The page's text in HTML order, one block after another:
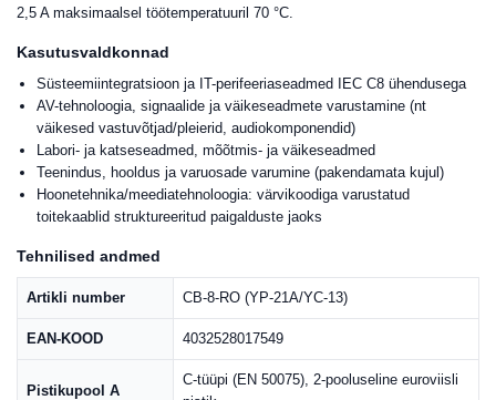
2,5 A maksimaalsel töötemperatuuril 70 °C.
Kasutusvaldkonnad
Süsteemiintegratsioon ja IT-perifeeriaseadmed IEC C8 ühendusega
AV-tehnoloogia, signaalide ja väikeseadmete varustamine (nt
väikesed vastuvõtjad/pleierid, audiokomponendid)
Labori- ja katseseadmed, mõõtmis- ja väikeseadmed
Teenindus, hooldus ja varuosade varumine (pakendamata kujul)
Hoonetehnika/meediatehnoloogia: värvikoodiga varustatud
toitekaablid struktureeritud paigalduste jaoks
Tehnilised andmed
Artikli number CB-8-RO (YP-21A/YC-13)
EAN-KOOD 4032528017549
Pistikupool A
C-tüüpi (EN 50075), 2-pooluseline euroviisli